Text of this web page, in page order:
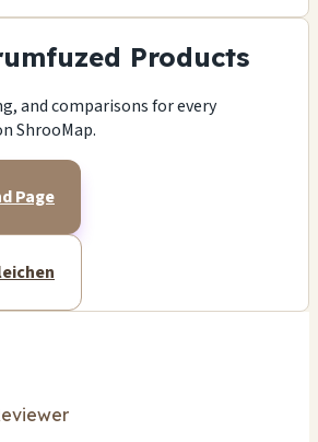
Products
and comparisons for every
ShrooMap.
Page